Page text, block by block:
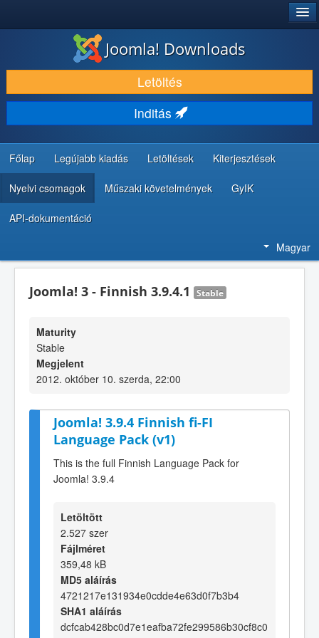
LETÖLTÉS ÉS KITERJESZTÉS
FEDEZZE FEL ÉS TANULJA MEG
KÖZÖSSÉG ÉS TÁMOGATÁS
FEJLESZTŐI ERŐFORRÁSOK
Joomla! Downloads
Letöltés
Inditás
Főlap Legújabb kiadás Letöltések Kiterjesztések
Nyelvi csomagok Műszaki követelmények GyIK
API-dokumentáció
Magyar
Joomla! 3 - Finnish 3.9.4.1 Stable
Maturity
Stable
Megjelent
2012. október 10. szerda, 22:00
Joomla! 3.9.4 Finnish fi-FI
Language Pack (v1)
This is the full Finnish Language Pack for
Joomla! 3.9.4
Letöltött
2.527 szer
Fájlméret
359,48 kB
MD5 aláírás
4721217e131934e0cdde4e63d0f7b3b4
SHA1 aláírás
dcfcab428bc0d7e1eafba72fe299586b30cf8c0